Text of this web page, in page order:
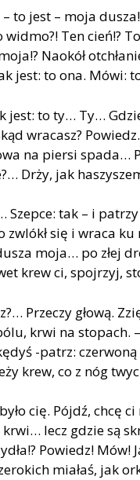
to jest – moja
wid­mo?! Ten cień!?
Na­okół
jest: to ona. Mówi:
jest: to ty… Ty…
wra­casz?
na pier­si spa­da…
Drży, jak
Szep­ce: tak – i
zwlókł się i wra­ca ku
moja… po złej
krew ci, spoj­rzyj,
Prze­czy gło­wą.
krwi na sto­pach.
-patrz:
krew, co z nóg
cię. Pójdź, chcę
lecz gdzie są
Po­wiedz! Mów!
mia­łaś, jak